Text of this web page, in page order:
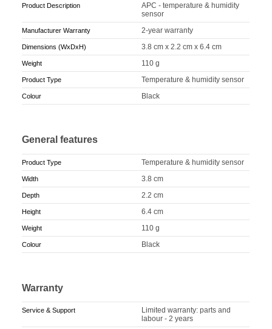
Product Description
APC - temperature & humidity
sensor
Manufacturer Warranty 2-year warranty
Dimensions (WxDxH) 3.8 cm x 2.2 cm x 6.4 cm
Weight 110 g
Product Type Temperature & humidity sensor
Colour Black
General features
Product Type Temperature & humidity sensor
Width 3.8 cm
Depth 2.2 cm
Height 6.4 cm
Weight 110 g
Colour Black
Warranty
Service & Support
Limited warranty: parts and
labour - 2 years